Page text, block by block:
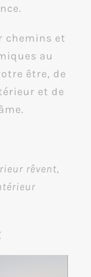
chemins et
au
être, de
et de
rêvent,